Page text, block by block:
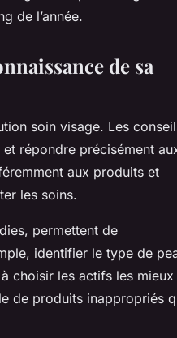
de l’année.
de sa
soin visage. Les
répondre précisément
aux produits et
les soins.
permettent de
identifier le type de
choisir les actifs les mieux
de produits inappropriés